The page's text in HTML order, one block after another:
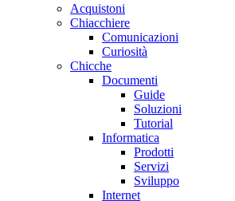
Acquistoni
Chiacchiere
Comunicazioni
Curiosità
Chicche
Documenti
Guide
Soluzioni
Tutorial
Informatica
Prodotti
Servizi
Sviluppo
Internet